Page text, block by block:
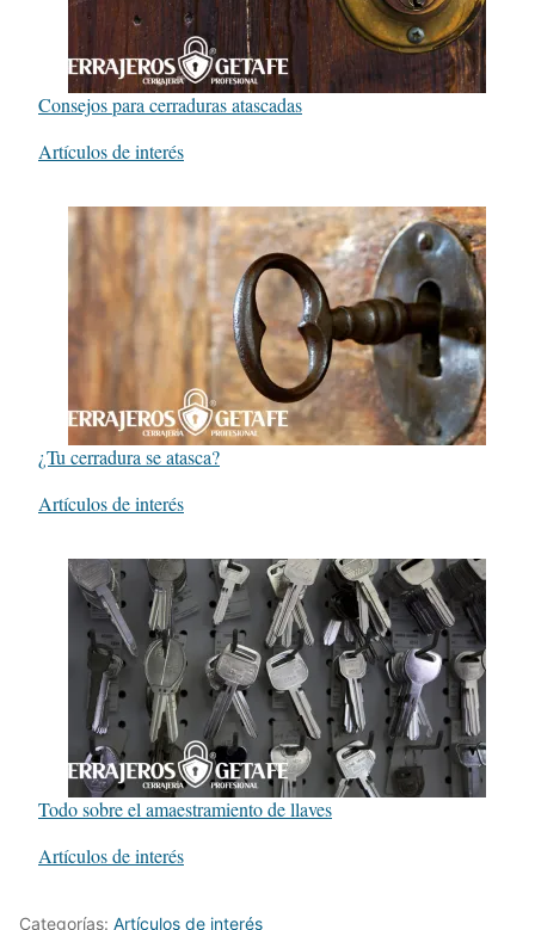
Consejos para cerraduras atascadas
Respecto a
Artículos de interés
¿Tu cerradura se atasca?
Respecto a
Artículos de interés
Todo sobre el amaestramiento de llaves
Respecto a
Artículos de interés
Categorías: Artículos de interés